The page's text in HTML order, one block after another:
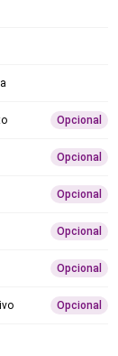
Opcional
Opcional
Opcional
Opcional
Opcional
Opcional